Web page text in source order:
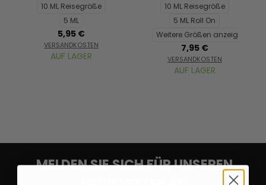
10 ML Reisegröße
5 ML
5,95 €
VERSANDKOSTEN
AUF LAGER
10 ML Reisegröße
5 ML Roll On
Weitere Größen anzeigen...
7,95 €
VERSANDKOSTEN
AUF LAGER
MELDEN SIE SICH FÜR UNSEREN